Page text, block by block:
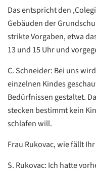
Das entspricht den
Gebäuden der
strikte Vorgaben, etwa
13 und 15 Uhr und
C. Schneider: Bei uns
einzelnen Kindes
Bedürfnissen gestaltet.
stecken bestimmt kein
schlafen will.
Frau Rukovac, wie fällt
S. Rukovac: Ich hatte